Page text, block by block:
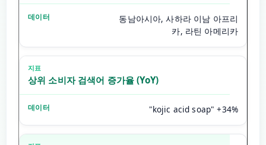
동남아시아, 사하라 이남 아프리
카, 라틴 아메리카
상위 소비자 검색어 증가율 (YoY)
"kojic acid soap" +34%